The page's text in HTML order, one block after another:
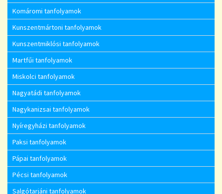
Komáromi tanfolyamok
Kunszentmártoni tanfolyamok
Kunszentmiklósi tanfolyamok
Martfűi tanfolyamok
Miskolci tanfolyamok
Nagyatádi tanfolyamok
Nagykanizsai tanfolyamok
Nyíregyházi tanfolyamok
Paksi tanfolyamok
Pápai tanfolyamok
Pécsi tanfolyamok
Salgótarjáni tanfolyamok